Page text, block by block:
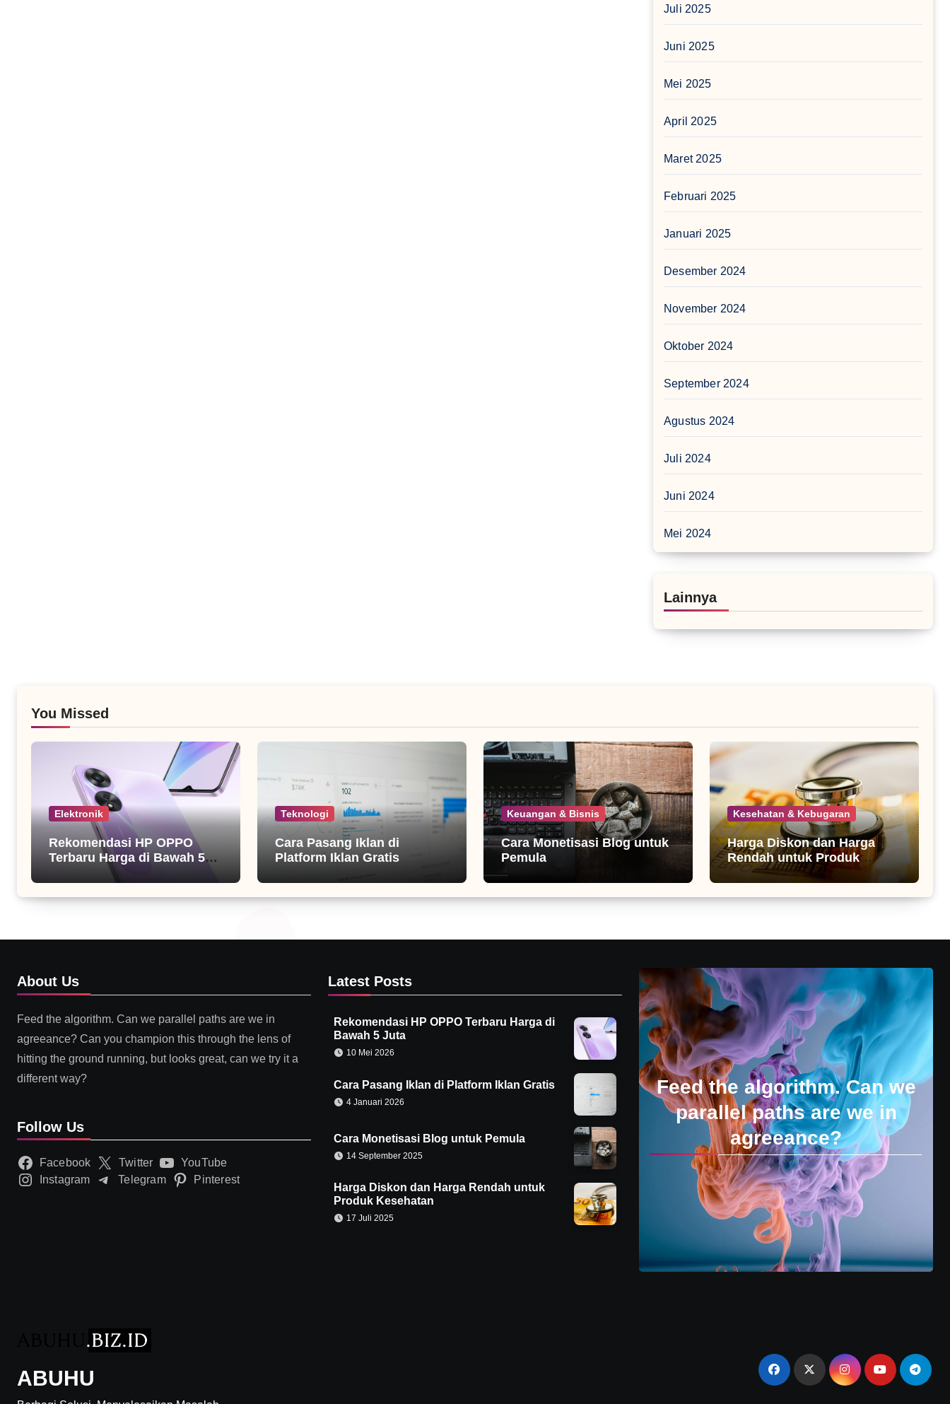
Juli 2025
Juni 2025
Mei 2025
April 2025
Maret 2025
Februari 2025
Januari 2025
Desember 2024
November 2024
Oktober 2024
September 2024
Agustus 2024
Juli 2024
Juni 2024
Mei 2024
Lainnya
You Missed
Elektronik
Rekomendasi HP OPPO
Terbaru Harga di Bawah 5
Teknologi
Cara Pasang Iklan di
Platform Iklan Gratis
Keuangan & Bisnis
Cara Monetisasi Blog untuk
Pemula
Kesehatan & Kebugaran
Harga Diskon dan Harga
Rendah untuk Produk
Kesehatan
About Us
Feed the algorithm. Can we parallel paths are we in
agreeance? Can you champion this through the lens of
hitting the ground running, but looks great, can we try it a
different way?
Follow Us
Facebook Twitter
YouTube
Instagram
Telegram Pinterest
Latest Posts
Rekomendasi HP OPPO Terbaru Harga di
Bawah 5 Juta
10 Mei 2026
Cara Pasang Iklan di Platform Iklan Gratis
4 Januari 2026
Cara Monetisasi Blog untuk Pemula
14 September 2025
Harga Diskon dan Harga Rendah untuk
Produk Kesehatan
17 Juli 2025
Feed the algorithm. Can we
parallel paths are we in
agreeance?
ABUHU